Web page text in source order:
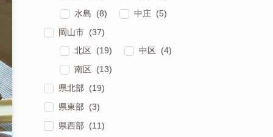
水島 (8)
中庄 (5)
岡山市 (37)
北区 (19)
中区 (4)
南区 (13)
県北部 (19)
県東部 (3)
県西部 (11)